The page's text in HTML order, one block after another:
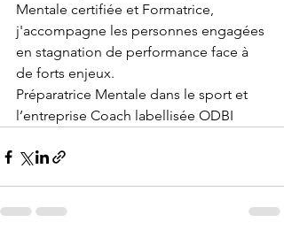
Mentale certifiée et Formatrice,
j'accompagne les personnes engagées
en stagnation de performance face à
de forts enjeux.
Préparatrice Mentale dans le sport et
l’entreprise Coach labellisée ODBI